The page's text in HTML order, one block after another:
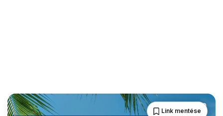
Link mentése